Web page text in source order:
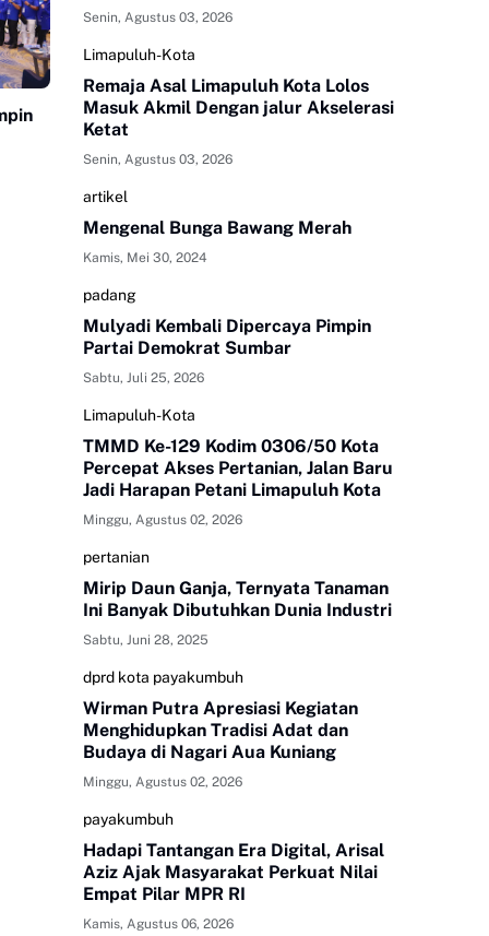
Senin, Agustus 03, 2026
Limapuluh-Kota
Remaja Asal Limapuluh Kota Lolos
Masuk Akmil Dengan jalur Akselerasi
Ketat
Senin, Agustus 03, 2026
artikel
Mengenal Bunga Bawang Merah
Kamis, Mei 30, 2024
padang
Mulyadi Kembali Dipercaya Pimpin
Partai Demokrat Sumbar
Sabtu, Juli 25, 2026
Limapuluh-Kota
TMMD Ke-129 Kodim 0306/50 Kota
Percepat Akses Pertanian, Jalan Baru
Jadi Harapan Petani Limapuluh Kota
Minggu, Agustus 02, 2026
pertanian
Mirip Daun Ganja, Ternyata Tanaman
Ini Banyak Dibutuhkan Dunia Industri
Sabtu, Juni 28, 2025
dprd kota payakumbuh
Wirman Putra Apresiasi Kegiatan
Menghidupkan Tradisi Adat dan
Budaya di Nagari Aua Kuniang
Minggu, Agustus 02, 2026
payakumbuh
Hadapi Tantangan Era Digital, Arisal
Aziz Ajak Masyarakat Perkuat Nilai
Empat Pilar MPR RI
Kamis, Agustus 06, 2026